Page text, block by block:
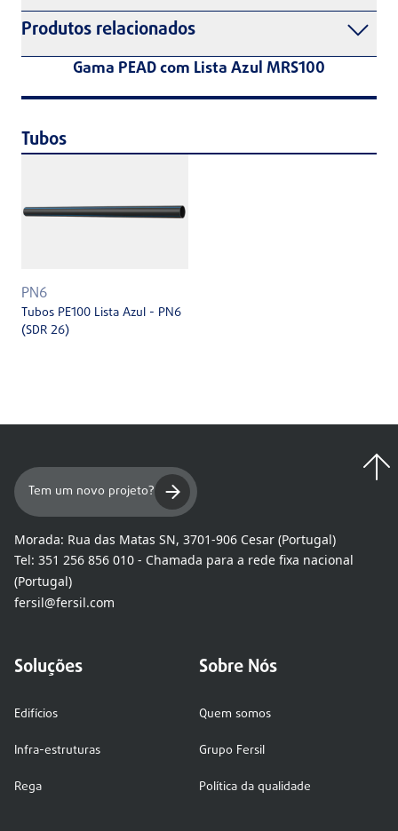
Produtos relacionados
Gama PEAD com Lista Azul MRS100
Tubos
PN6
Tubos PE100 Lista Azul - PN6
(SDR 26)
Tem um novo projeto?
Morada: Rua das Matas SN, 3701-906 Cesar (Portugal)
Tel: 351 256 856 010 - Chamada para a rede fixa nacional
(Portugal)
fersil@fersil.com
Soluções
Edifícios
Infra-estruturas
Rega
Sobre Nós
Quem somos
Grupo Fersil
Política da qualidade